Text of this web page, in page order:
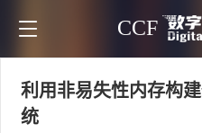
CCF
利用非易失性内存构
统